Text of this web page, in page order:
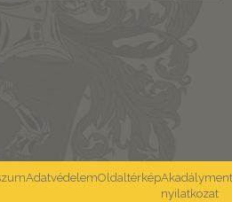
AdatvédelemOldaltérkép
nyilatkozat